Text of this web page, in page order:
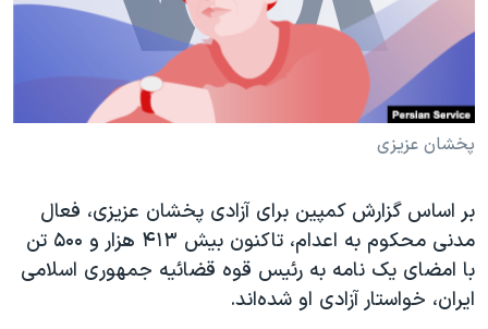
فرهنگ و زندگی
حقوق شهروندی
علم و فناوری
گالری عکس
آرشیو پخش زنده
مستندها
انتخابات ریاست جمهوری آمریکا ۲۰۲۴
حمله جمهوری اسلامی به اسرائیل
رمز مهسا
اعتراضات زن، زندگی، آزادی
مجموعه مستندهای دادخواهی
تریبونال مردمی آبان ۹۸
دنبال کنید
پخشان عزیزی
بر اساس گزارش کمپین برای آزادی پخشان عزیزی، فعال
مدنی محکوم به اعدام، تاکنون بیش ۴۱۳ هزار و ۵۰۰ تن
با امضای یک نامه به رئیس قوه قضائیه جمهوری اسلامی
ایران، خواستار آزادی او شده‌اند.